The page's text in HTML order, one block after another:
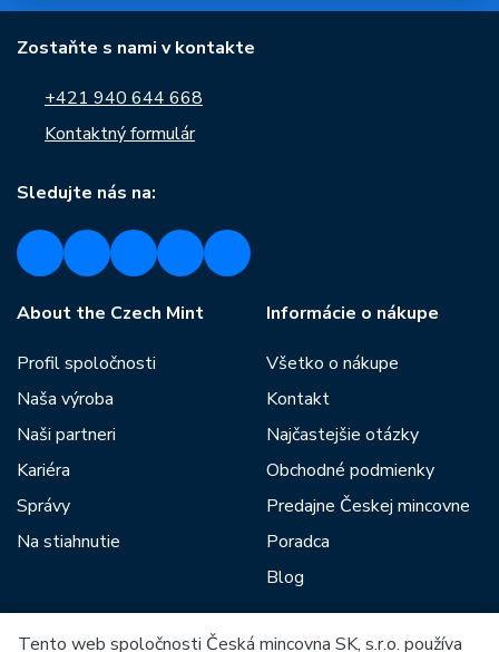
Zostaňte s nami v kontakte
+421 940 644 668
Kontaktný formulár
Sledujte nás na:
About the Czech Mint
Profil spoločnosti
Naša výroba
Naši partneri
Kariéra
Správy
Na stiahnutie
Informácie o nákupe
Všetko o nákupe
Kontakt
Najčastejšie otázky
Obchodné podmienky
Predajne Českej mincovne
Poradca
Blog
Medzi našich partnerov patria:
Tento web spoločnosti Česká mincovna SK, s.r.o. používa